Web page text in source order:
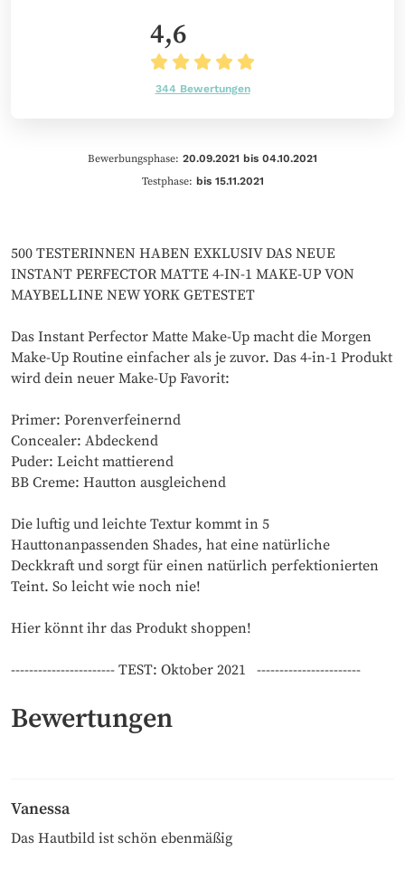
4,6
344 Bewertungen
Bewerbungsphase: 20.09.2021 bis 04.10.2021
Testphase: bis 15.11.2021
500 TESTERINNEN HABEN EXKLUSIV DAS NEUE
INSTANT PERFECTOR MATTE 4-IN-1 MAKE-UP VON
MAYBELLINE NEW YORK GETESTET
Das Instant Perfector Matte Make-Up macht die Morgen
Make-Up Routine einfacher als je zuvor. Das 4-in-1 Produkt
wird dein neuer Make-Up Favorit:
Primer: Porenverfeinernd
Concealer: Abdeckend
Puder: Leicht mattierend
BB Creme: Hautton ausgleichend
Die luftig und leichte Textur kommt in 5
Hauttonanpassenden Shades, hat eine natürliche
Deckkraft und sorgt für einen natürlich perfektionierten
Teint. So leicht wie noch nie!
Hier könnt ihr das Produkt shoppen!
----------------------- TEST: Oktober 2021 -----------------------
Bewertungen
Vanessa
Das Hautbild ist schön ebenmäßig